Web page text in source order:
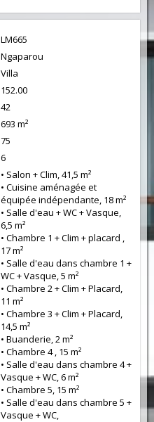
LM665
Ngaparou
Villa
152.00
42
693 m²
75
6
• Salon + Clim, 41,5 m²
• Cuisine aménagée et
équipée indépendante, 18 m²
• Salle d'eau + WC + Vasque,
6,5 m²
• Chambre 1 + Clim + placard ,
17 m²
• Salle d'eau dans chambre 1 +
WC + Vasque, 5 m²
• Chambre 2 + Clim + Placard,
11 m²
• Chambre 3 + Clim + Placard,
14,5 m²
• Buanderie, 2 m²
• Chambre 4 , 15 m²
• Salle d'eau dans chambre 4 +
Vasque + WC, 6 m²
• Chambre 5, 15 m²
• Salle d'eau dans chambre 5 +
Vasque + WC,